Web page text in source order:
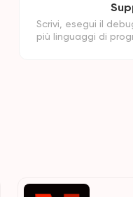
Scrivi, esegui il
più linguaggi di